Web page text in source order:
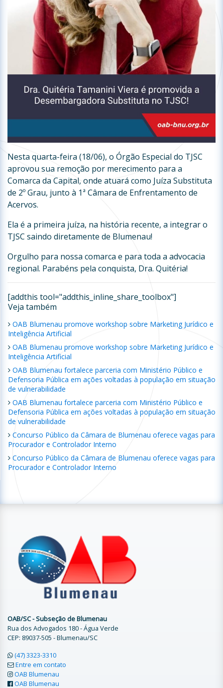
Nesta quarta-feira (18/06), o Órgão Especial do TJSC
aprovou sua remoção por merecimento para a
Comarca da Capital, onde atuará como Juíza Substituta
de 2º Grau, junto à 1ª Câmara de Enfrentamento de
Acervos.
Ela é a primeira juíza, na história recente, a integrar o
TJSC saindo diretamente de Blumenau!
Orgulho para nossa comarca e para toda a advocacia
regional. Parabéns pela conquista, Dra. Quitéria!
[addthis tool="addthis_inline_share_toolbox"]
Veja também
OAB Blumenau promove workshop sobre Marketing Jurídico e
Inteligência Artificial
OAB Blumenau promove workshop sobre Marketing Jurídico e
Inteligência Artificial
OAB Blumenau fortalece parceria com Ministério Público e
Defensoria Pública em ações voltadas à população em situação
de vulnerabilidade
OAB Blumenau fortalece parceria com Ministério Público e
Defensoria Pública em ações voltadas à população em situação
de vulnerabilidade
Concurso Público da Câmara de Blumenau oferece vagas para
Procurador e Controlador Interno
Concurso Público da Câmara de Blumenau oferece vagas para
Procurador e Controlador Interno
OAB/SC - Subseção de Blumenau
Rua dos Advogados 180 - Água Verde
CEP: 89037-505 - Blumenau/SC
(47) 3323-3310
Entre em contato
OAB Blumenau
OAB Blumenau